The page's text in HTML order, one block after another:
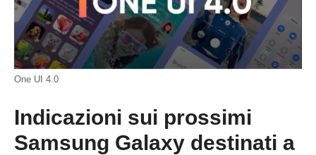
One UI 4.0
Indicazioni sui prossimi
Samsung Galaxy destinati a